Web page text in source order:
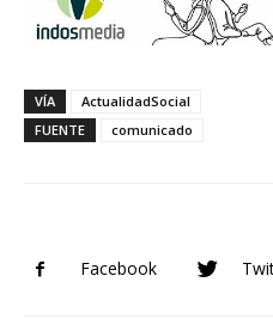
VÍA
ActualidadSocial
FUENTE
comunicado
Facebook